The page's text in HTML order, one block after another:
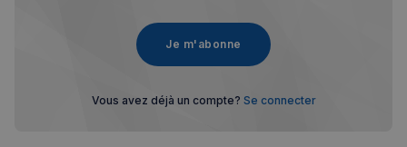
Je m'abonne
Vous avez déjà un compte? Se connecter